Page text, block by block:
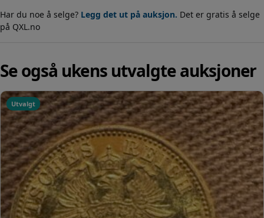
Har du noe å selge? Legg det ut på auksjon. Det er gratis å selge
på QXL.no
Se også ukens utvalgte auksjoner
Utvalgt